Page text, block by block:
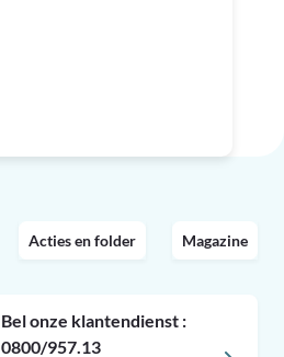
Acties en folder Magazine
Bel onze klantendienst :
0800/957.13